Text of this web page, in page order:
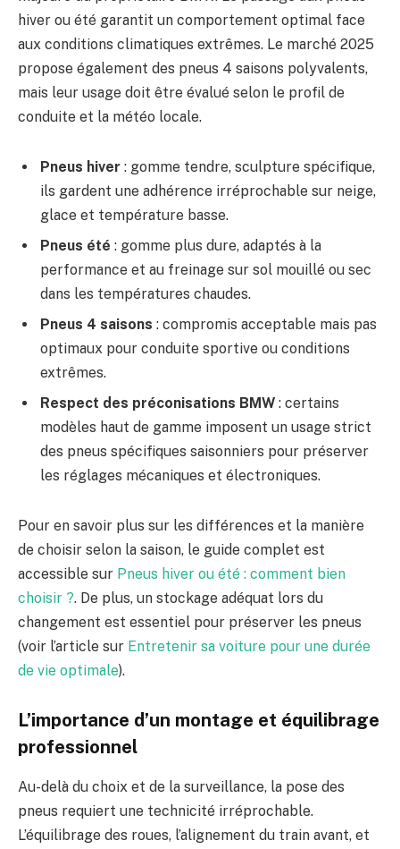
hiver ou été garantit un comportement optimal face
aux conditions climatiques extrêmes. Le marché 2025
propose également des pneus 4 saisons polyvalents,
mais leur usage doit être évalué selon le profil de
conduite et la météo locale.
Pneus hiver : gomme tendre, sculpture spécifique,
ils gardent une adhérence irréprochable sur neige,
glace et température basse.
Pneus été : gomme plus dure, adaptés à la
performance et au freinage sur sol mouillé ou sec
dans les températures chaudes.
Pneus 4 saisons : compromis acceptable mais pas
optimaux pour conduite sportive ou conditions
extrêmes.
Respect des préconisations BMW : certains
modèles haut de gamme imposent un usage strict
des pneus spécifiques saisonniers pour préserver
les réglages mécaniques et électroniques.
Pour en savoir plus sur les différences et la manière
de choisir selon la saison, le guide complet est
accessible sur Pneus hiver ou été : comment bien
choisir ?. De plus, un stockage adéquat lors du
changement est essentiel pour préserver les pneus
(voir l’article sur Entretenir sa voiture pour une durée
de vie optimale).
L’importance d’un montage et équilibrage
professionnel
Au-delà du choix et de la surveillance, la pose des
pneus requiert une technicité irréprochable.
L’équilibrage des roues, l’alignement du train avant, et